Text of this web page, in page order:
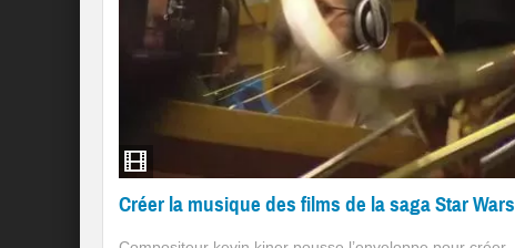
Créer la musique des films de la saga Star Wars